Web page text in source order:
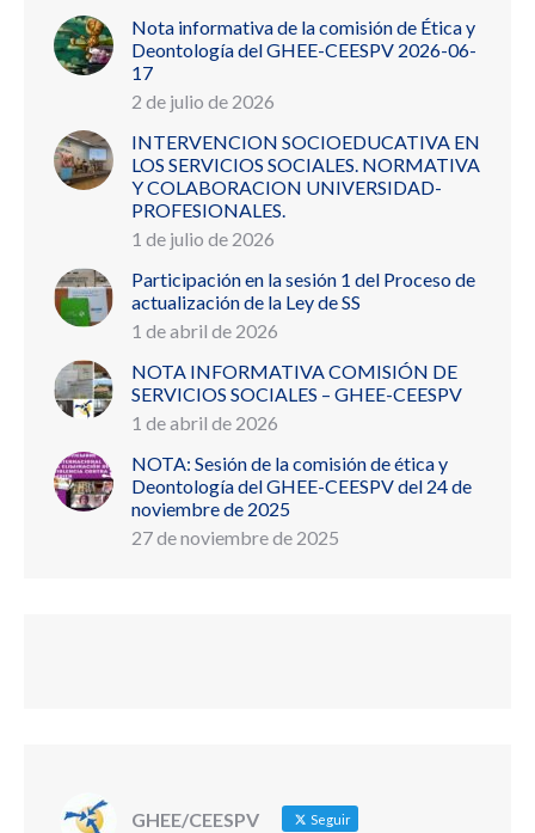
Nota informativa de la comisión de Ética y
Deontología del GHEE-CEESPV 2026-06-
17
2 de julio de 2026
INTERVENCION SOCIOEDUCATIVA EN
LOS SERVICIOS SOCIALES. NORMATIVA
Y COLABORACION UNIVERSIDAD-
PROFESIONALES.
1 de julio de 2026
Participación en la sesión 1 del Proceso de
actualización de la Ley de SS
1 de abril de 2026
NOTA INFORMATIVA COMISIÓN DE
SERVICIOS SOCIALES – GHEE-CEESPV
1 de abril de 2026
NOTA: Sesión de la comisión de ética y
Deontología del GHEE-CEESPV del 24 de
noviembre de 2025
27 de noviembre de 2025
GHEE/CEESPV Seguir